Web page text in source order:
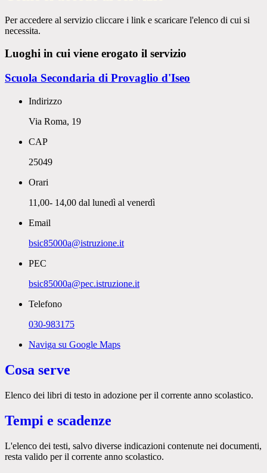
Per accedere al servizio cliccare i link e scaricare l'elenco di cui si
necessita.
Luoghi in cui viene erogato il servizio
Scuola Secondaria di Provaglio d'Iseo
Indirizzo
Via Roma, 19
CAP
25049
Orari
11,00- 14,00 dal lunedì al venerdì
Email
bsic85000a@istruzione.it
PEC
bsic85000a@pec.istruzione.it
Telefono
030-983175
Naviga su Google Maps
Cosa serve
Elenco dei libri di testo in adozione per il corrente anno scolastico.
Tempi e scadenze
L'elenco dei testi, salvo diverse indicazioni contenute nei documenti,
resta valido per il corrente anno scolastico.